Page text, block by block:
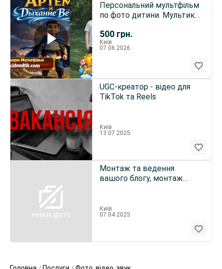
500 грн.
Персональний мультфільм
по фото дитини. Мультик
Київ
07.06.2026
UGC-креатор - відео для
TikTok та Reels
Київ
13.07.2025
немає фото
Монтаж та ведення
вашого блогу, монтаж
Київ
07.04.2025